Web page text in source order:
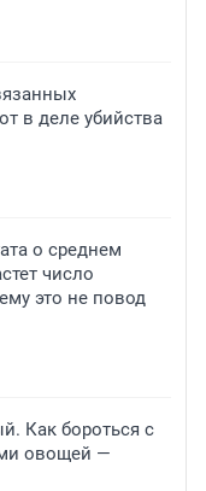
в деле убийства
о среднем
число
это не повод
Как бороться с
овощей —